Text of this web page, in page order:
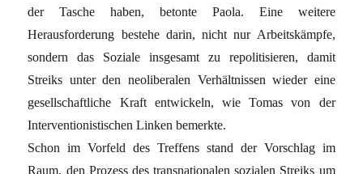
der Tasche haben, betonte Paola. Eine weitere
Herausforderung bestehe darin, nicht nur Arbeitskämpfe,
sondern das Soziale insgesamt zu repolitisieren, damit
Streiks unter den neoliberalen Verhältnissen wieder eine
gesellschaftliche Kraft entwickeln, wie Tomas von der
Interventionistischen Linken bemerkte.
Schon im Vorfeld des Treffens stand der Vorschlag im
Raum, den Prozess des transnationalen sozialen Streiks um